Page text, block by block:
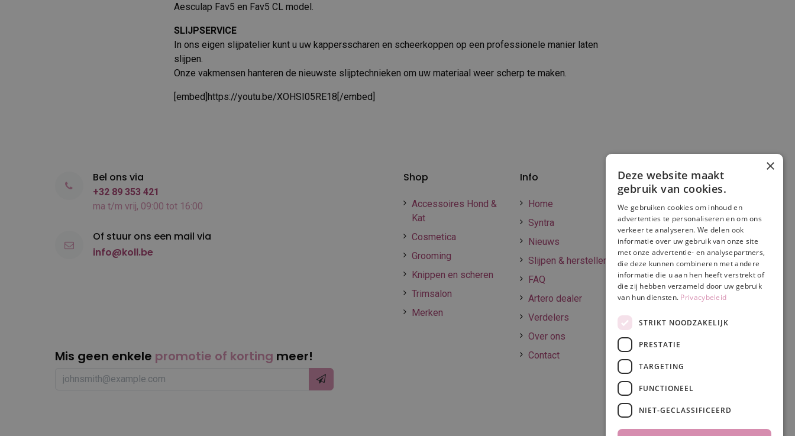
Aesculap Fav5 en Fav5 CL model.
SLIJPSERVICE
In ons eigen slijpatelier kunt u uw kappersscharen en scheerkoppen op een professionele manier laten
slijpen.
Onze vakmensen hanteren de nieuwste slijptechnieken om uw materiaal weer scherp te maken.
[embed]https://youtu.be/XOHSI05RE18[/embed]
Info
Home
Syntra
Nieuws
Slijpen & herstellen
FAQ
Artero dealer
Verdelers
Over ons
Contact
Shop
Accessoires Hond &
Kat
Cosmetica
Grooming
Knippen en scheren
Trimsalon
Merken
Verzenden en
betalen
Online betalen
Retourneren
Algemene
voorwaarden
Privacy & Cookie
policy
Disclaimer
Mis geen enkele promotie of korting meer!
Bel ons via
+32 89 353 421
ma t/m vrij, 09:00 tot 16:00
Of stuur ons een mail via
info@koll.be
×
Deze website maakt
gebruik van cookies.
We gebruiken cookies om inhoud en
advertenties te personaliseren en om ons
verkeer te analyseren. We delen ook
informatie over uw gebruik van onze site
met onze advertentie- en analysepartners,
die deze kunnen combineren met andere
informatie die u aan hen heeft verstrekt of
die zij hebben verzameld door uw gebruik
van hun diensten. Privacybeleid
STRIKT NOODZAKELIJK
PRESTATIE
TARGETING
FUNCTIONEEL
NIET-GECLASSIFICEERD